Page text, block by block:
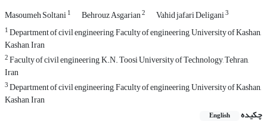
Masoumeh Soltani1 Behrouz Asgarian2 Vahid jafari Deligani3
1Department of civil engineering, Faculty of engineering, University of Kashan,
Kashan, Iran
2Faculty of civil engineering, K.N. Toosi University of Technology, Tehran,
Iran
3Department of civil engineering, Faculty of engineering, University of Kashan,
Kashan, Iran
چکیده
English